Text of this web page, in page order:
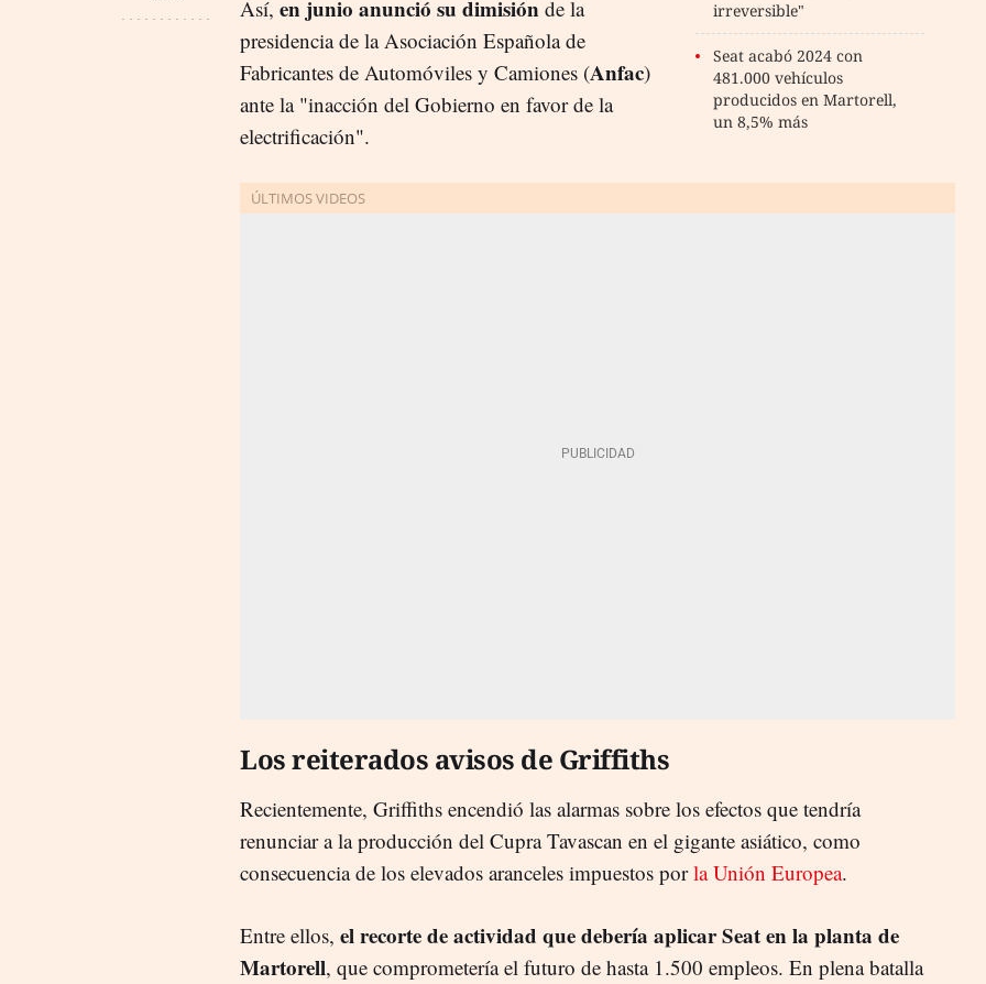
irreversible"
Seat acabó 2024 con
481.000 vehículos
producidos en Martorell,
un 8,5% más
Así, en junio anunció su dimisión de la
presidencia de la Asociación Española de
Fabricantes de Automóviles y Camiones (Anfac)
ante la "inacción del Gobierno en favor de la
electrificación".
Los reiterados avisos de Griffiths
Recientemente, Griffiths encendió las alarmas sobre los efectos que tendría
renunciar a la producción del Cupra Tavascan en el gigante asiático, como
consecuencia de los elevados aranceles impuestos porla Unión Europea.
Entre ellos, el recorte de actividad que debería aplicar Seat en la planta de
Martorell, que comprometería el futuro de hasta 1.500 empleos. En plena batalla